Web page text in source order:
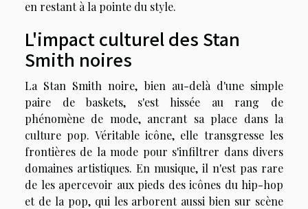
en restant à la pointe du style.
L'impact culturel des Stan
Smith noires
La Stan Smith noire, bien au-delà d'une simple
paire de baskets, s'est hissée au rang de
phénomène de mode, ancrant sa place dans la
culture pop. Véritable icône, elle transgresse les
frontières de la mode pour s'infiltrer dans divers
domaines artistiques. En musique, il n'est pas rare
de les apercevoir aux pieds des icônes du hip-hop
et de la pop, qui les arborent aussi bien sur scène